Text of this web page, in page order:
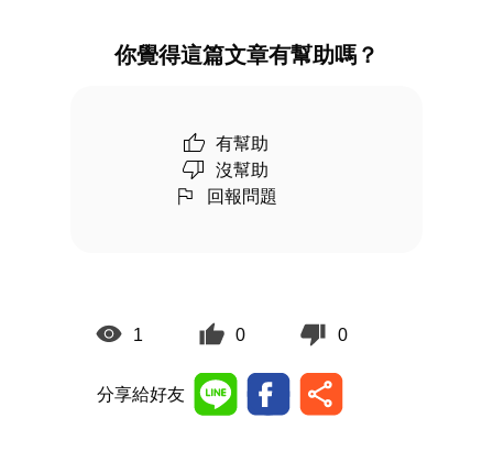
你覺得這篇文章有幫助嗎？
有幫助
沒幫助
回報問題
1 0 0
分享給好友